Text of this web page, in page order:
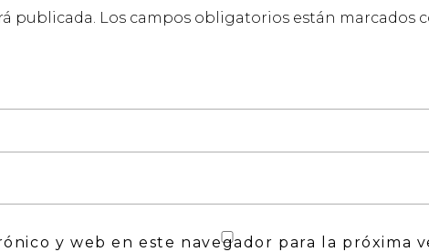
publicada. Los campos obligatorios están marcados
y web en este navegador para la próxima